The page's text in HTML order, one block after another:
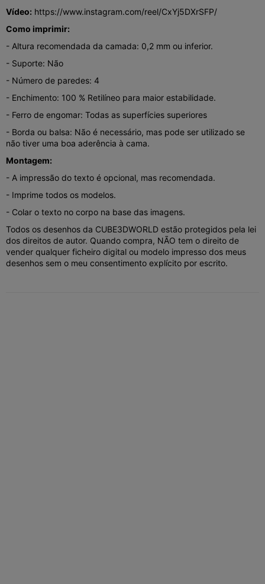
Vídeo: https://www.instagram.com/reel/CxYj5DXrSFP/
Como imprimir:
- Altura recomendada da camada: 0,2 mm ou inferior.
- Suporte: Não
- Número de paredes: 4
- Enchimento: 100 % Retilíneo para maior estabilidade.
- Ferro de engomar: Todas as superfícies superiores
- Borda ou balsa: Não é necessário, mas pode ser utilizado se
não tiver uma boa aderência à cama.
Montagem:
- A impressão do texto é opcional, mas recomendada.
- Imprime todos os modelos.
- Colar o texto no corpo na base das imagens.
Todos os desenhos da CUBE3DWORLD estão protegidos pela lei
dos direitos de autor. Quando compra, NÃO tem o direito de
vender qualquer ficheiro digital ou modelo impresso dos meus
desenhos sem o meu consentimento explícito por escrito.